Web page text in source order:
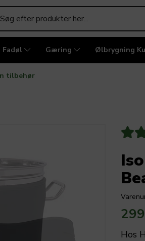
Fadøl Gæring Ølbrygning
tilbehør
Hos